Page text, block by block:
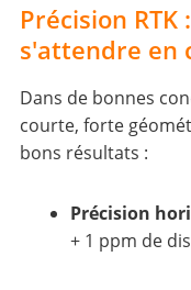
Précision
s'attendre en
Dans de bonnes
courte, forte
bons résultats :
Précision
+ 1 ppm de